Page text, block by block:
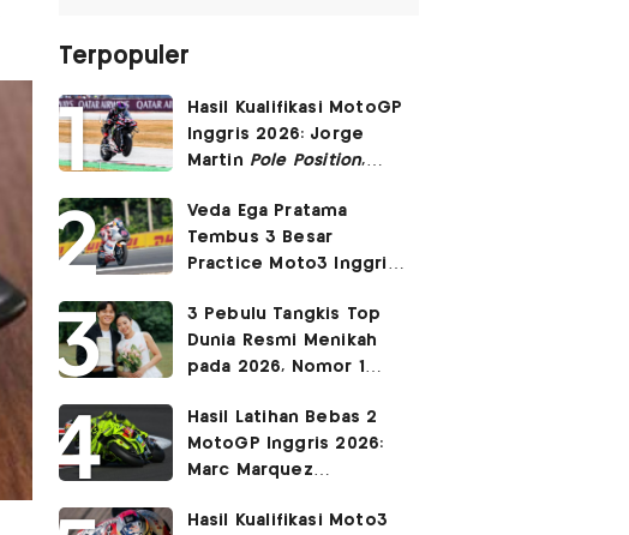
Terpopuler
Hasil Kualifikasi MotoGP
Inggris 2026: Jorge
Martin Pole Position,
Posisi 6!
Veda Ega Pratama
Tembus 3 Besar
Practice Moto3 Inggris
di Kualifikasi?
3 Pebulu Tangkis Top
Dunia Resmi Menikah
pada 2026, Nomor 1
Hasil Latihan Bebas 2
MotoGP Inggris 2026:
Marc Marquez
Giannantonio Tercepat
Hasil Kualifikasi Moto3